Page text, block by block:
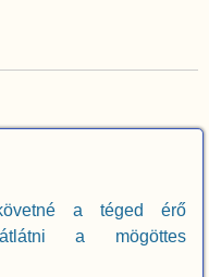
a téged érő
a mögöttes